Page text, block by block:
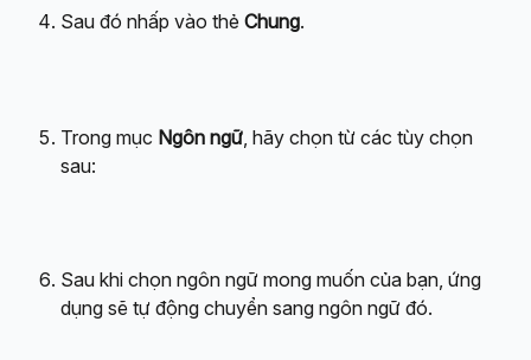
Sau đó nhấp vào thẻ Chung.
Trong mục Ngôn ngữ , hãy chọn từ các tùy chọn
sau:
Sau khi chọn ngôn ngữ mong muốn của bạn, ứng
dụng sẽ tự động chuyển sang ngôn ngữ đó.